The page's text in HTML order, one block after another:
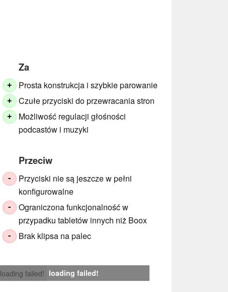
Za
+ Prosta konstrukcja i szybkie parowanie
+ Czułe przyciski do przewracania stron
+
Możliwość regulacji głośności
podcastów i muzyki
Przeciw
-
Przyciski nie są jeszcze w pełni
konfigurowalne
-
Ograniczona funkcjonalność w
przypadku tabletów innych niż Boox
- Brak klipsa na palec
loading failed! loading failed!